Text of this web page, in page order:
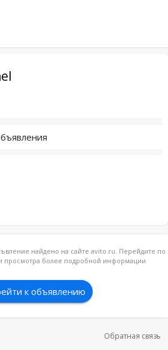
найдено на сайте avito.ru. Перейдите по
просмотра более подробной информации
к объявлению
Обратная связь